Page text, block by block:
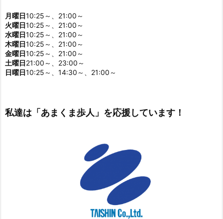
月曜日10:25～、21:00～
火曜日10:25～、21:00～
水曜日10:25～、21:00～
木曜日10:25～、21:00～
金曜日10:25～、21:00～
土曜日21:00～、23:00～
日曜日10:25～、14:30～、21:00～
私達は「あまくま歩人」を応援しています！